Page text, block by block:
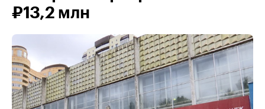
₽13,2 млн